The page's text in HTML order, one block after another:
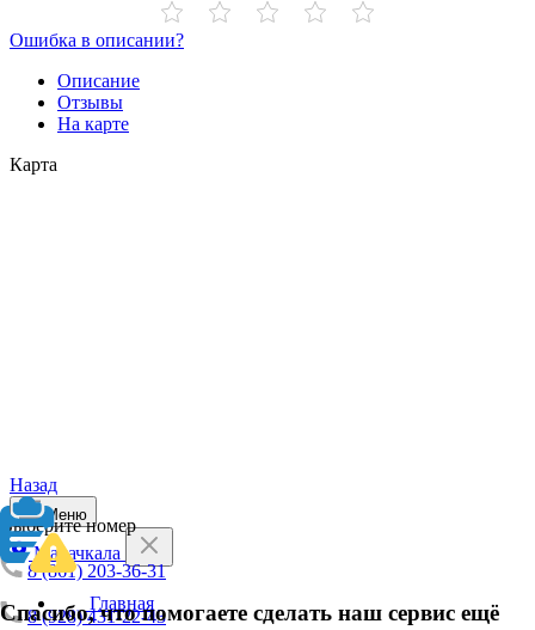
Ошибка в описании?
Описание
Отзывы
На карте
Карта
Назад
Выберите номер
8 (861) 203-36-31
8 (928) 431-22-43
Спасибо, что помогаете сделать наш сервис ещё
Меню
Махачкала
Главная